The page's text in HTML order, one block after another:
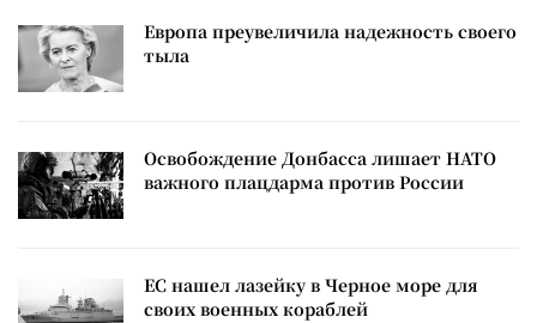
Европа преувеличила надежность своего
тыла
Освобождение Донбасса лишает НАТО
важного плацдарма против России
ЕС нашел лазейку в Черное море для
своих военных кораблей